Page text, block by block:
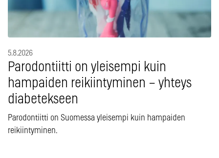
5.8.2026
Parodontiitti on yleisempi kuin
hampaiden reikiintyminen – yhteys
diabetekseen
Parodontiitti on Suomessa yleisempi kuin hampaiden
reikiintyminen.